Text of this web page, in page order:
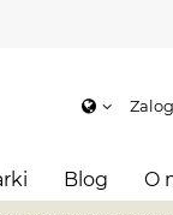
Blog O